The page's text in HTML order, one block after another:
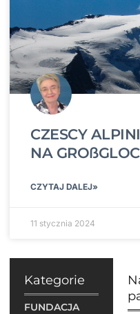
CZESCY
NA
CZYTAJ DALEJ»
11 stycznia 2024
Kategorie
FUNDACJA